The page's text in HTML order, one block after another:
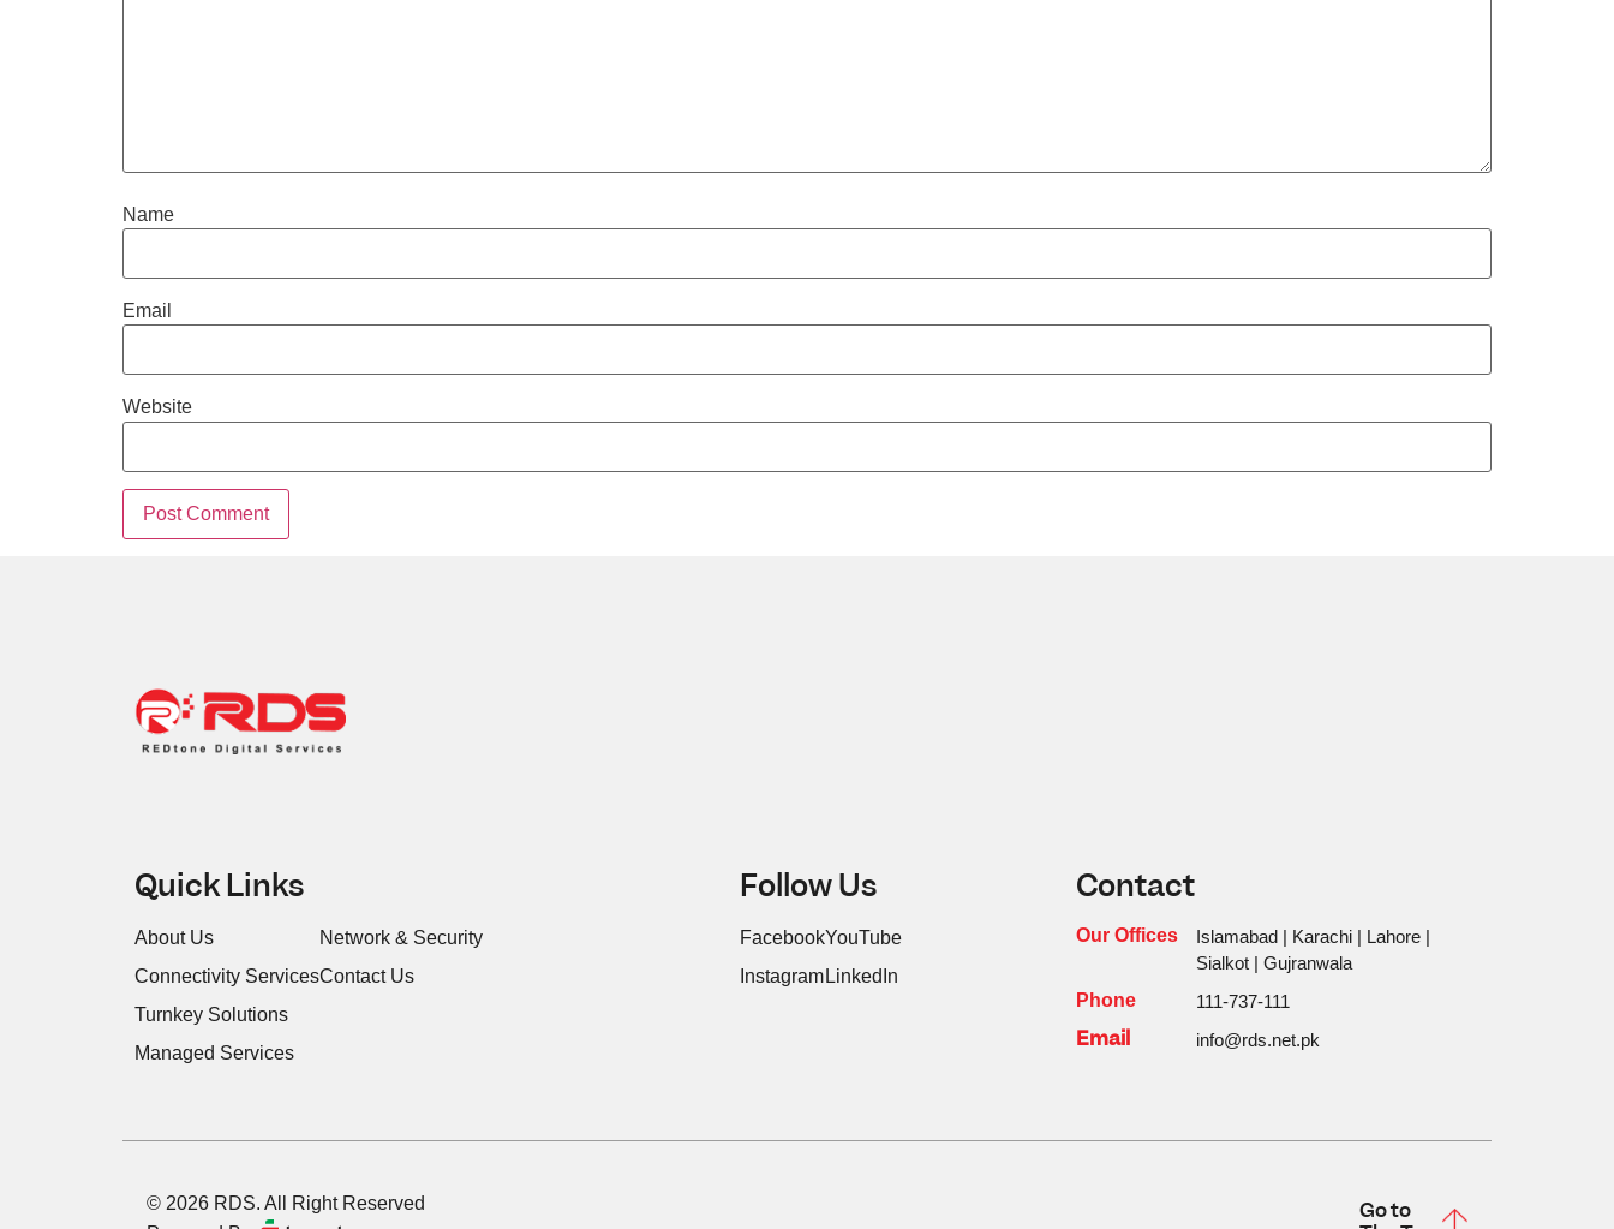
Name
Email
Website
Quick Links
About Us
Connectivity Services
Turnkey Solutions
Managed Services
Network & Security
Contact Us
Follow Us
Facebook
Instagram
YouTube
LinkedIn
Contact
Our Offices
Islamabad | Karachi | Lahore |
Sialkot | Gujranwala
Phone
111-737-111
Email info@rds.net.pk
© 2026 RDS. All Right Reserved
Go to